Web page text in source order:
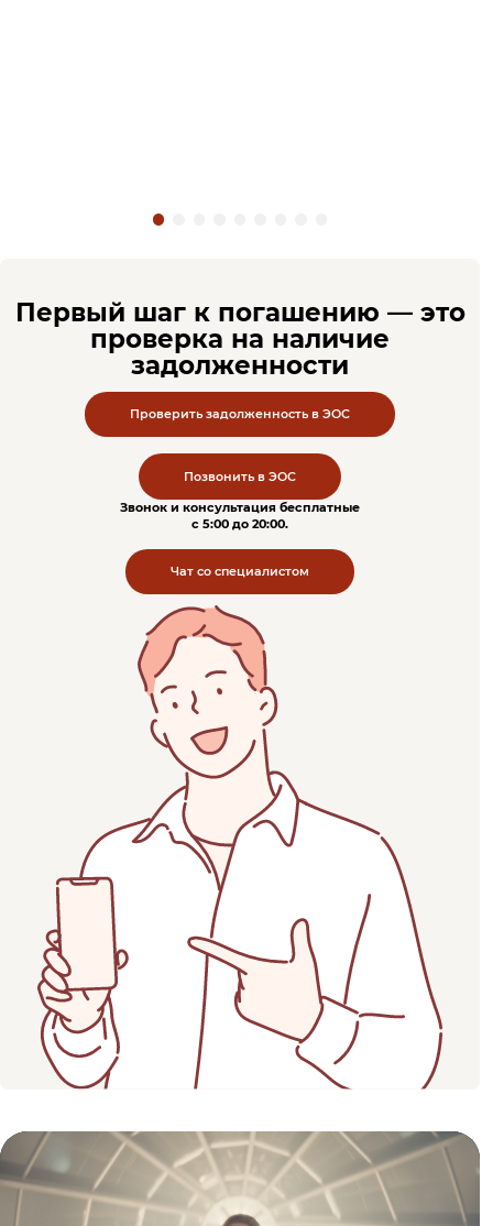
Первый шаг к погашению — это
проверка на наличие
задолженности
Проверить задолженность в ЭОС
Позвонить в ЭОС
Звонок и консультация бесплатные
c 5:00 до 20:00.
Чат со специалистом